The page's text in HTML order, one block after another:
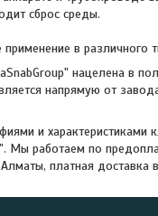
сброс среды.
в различного
нацелена в
напрямую от
и
Мы работаем по
платная доставка